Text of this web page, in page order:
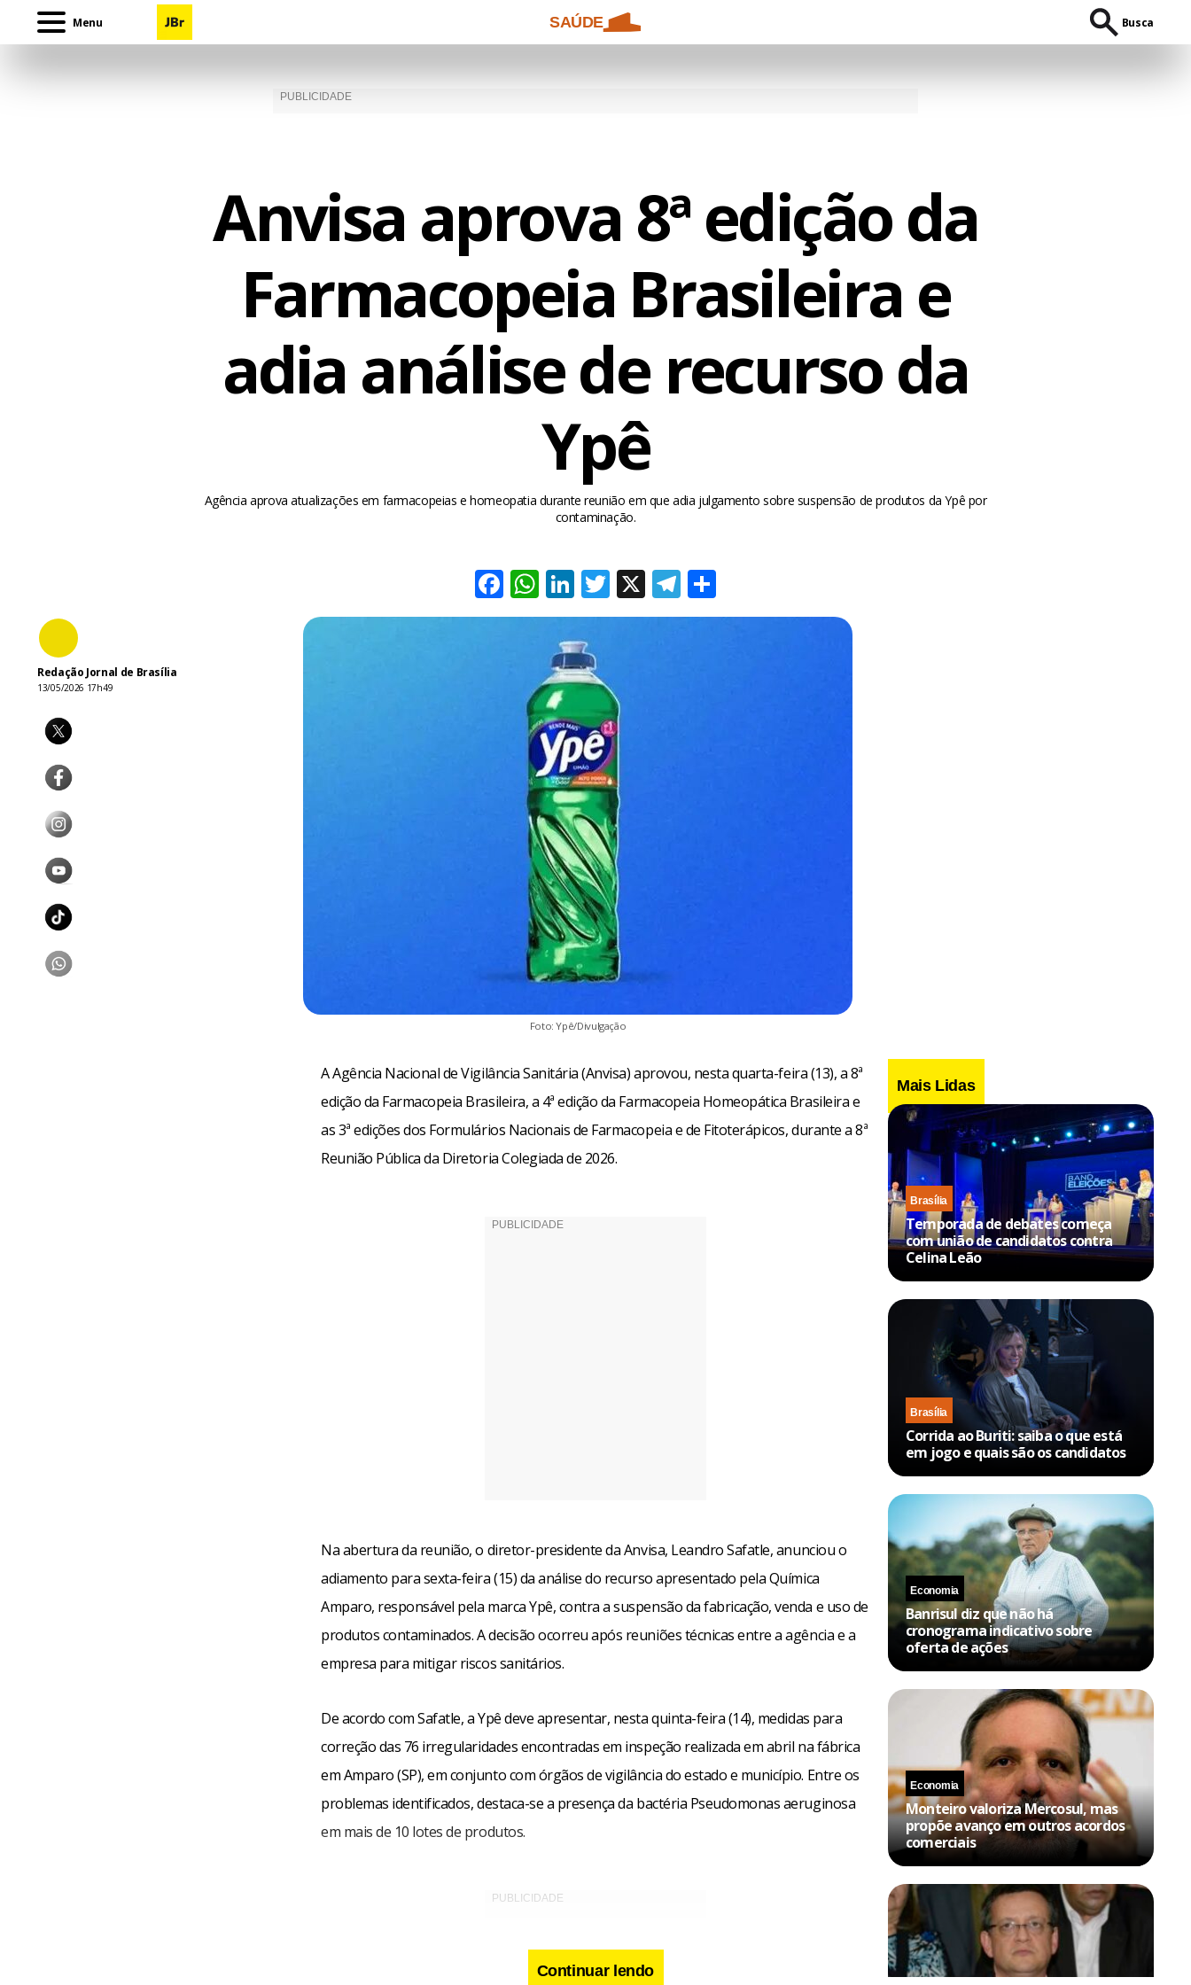
Menu SAÚDE Busca
Anvisa aprova 8ª edição da
Farmacopeia Brasileira e
adia análise de recurso da
Ypê
Agência aprova atualizações em farmacopeias e homeopatia durante reunião em que adia julgamento sobre suspensão de produtos da Ypê por
contaminação.
Facebook
WhatsApp
LinkedIn
Twitter
X Telegram
Redação Jornal de Brasília
13/05/2026 17h49
Foto: Ypê/Divulgação
A Agência Nacional de Vigilância Sanitária (Anvisa) aprovou, nesta quarta-feira (13), a 8ª
edição da Farmacopeia Brasileira, a 4ª edição da Farmacopeia Homeopática Brasileira e
as 3ª edições dos Formulários Nacionais de Farmacopeia e de Fitoterápicos, durante a 8ª
Reunião Pública da Diretoria Colegiada de 2026.
Na abertura da reunião, o diretor-presidente da Anvisa, Leandro Safatle, anunciou o
adiamento para sexta-feira (15) da análise do recurso apresentado pela Química
Amparo, responsável pela marca Ypê, contra a suspensão da fabricação, venda e uso de
produtos contaminados. A decisão ocorreu após reuniões técnicas entre a agência e a
empresa para mitigar riscos sanitários.
De acordo com Safatle, a Ypê deve apresentar, nesta quinta-feira (14), medidas para
correção das 76 irregularidades encontradas em inspeção realizada em abril na fábrica
em Amparo (SP), em conjunto com órgãos de vigilância do estado e município. Entre os
problemas identificados, destaca-se a presença da bactéria Pseudomonas aeruginosa
em mais de 10 lotes de produtos.
Continuar lendo
Mais Lidas
Brasília
Temporada de debates começa
com união de candidatos contra
Celina Leão
Brasília
Corrida ao Buriti: saiba o que está
em jogo e quais são os candidatos
Economia
Banrisul diz que não há
cronograma indicativo sobre
oferta de ações
Economia
Monteiro valoriza Mercosul, mas
propõe avanço em outros acordos
comerciais